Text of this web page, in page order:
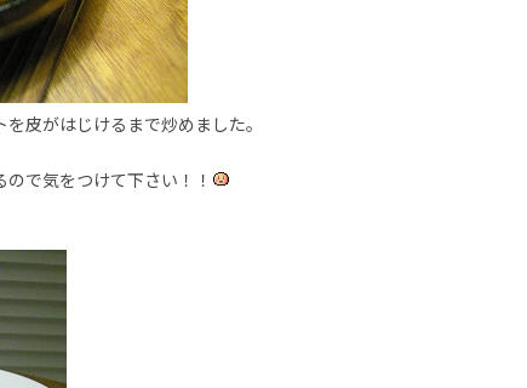
皮がはじけるまで炒めました。
で気をつけて下さい！！